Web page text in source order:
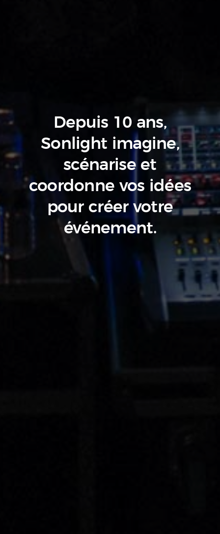
Depuis 10 ans,
Sonlight imagine,
scénariseet
coordonne vos idées
pour créer votre
événement.